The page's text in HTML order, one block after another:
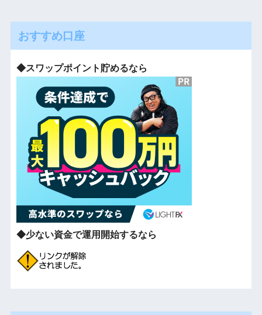
おすすめ口座
◆スワップポイント貯めるなら
◆少ない資金で運用開始するなら